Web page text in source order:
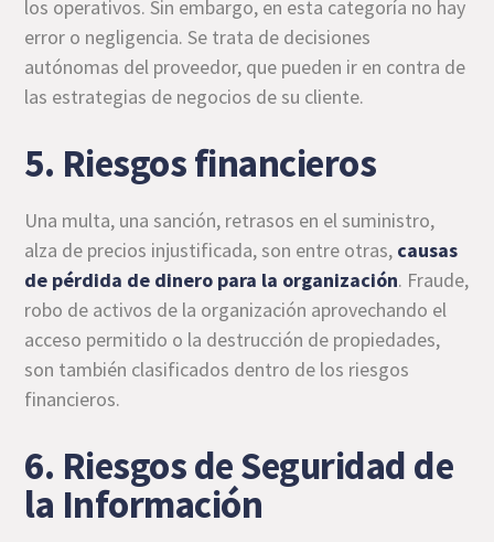
los operativos. Sin embargo, en esta categoría no hay
error o negligencia. Se trata de decisiones
autónomas del proveedor, que pueden ir en contra de
las estrategias de negocios de su cliente.
5. Riesgos financieros
Una multa, una sanción, retrasos en el suministro,
alza de precios injustificada, son entre otras, causas
de pérdida de dinero para la organización. Fraude,
robo de activos de la organización aprovechando el
acceso permitido o la destrucción de propiedades,
son también clasificados dentro de los riesgos
financieros.
6. Riesgos de Seguridad de
la Información